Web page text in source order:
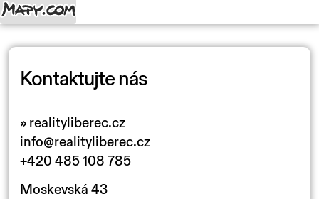
Kontaktujte nás
» realityliberec.cz
info@realityliberec.cz
+420 485 108 785
Moskevská 43